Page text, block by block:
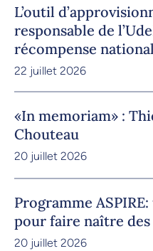
L’outil
responsable de
récompense
22 juillet 2026
«In memoriam» :
Chouteau
20 juillet 2026
Programme
pour faire naître
20 juillet 2026